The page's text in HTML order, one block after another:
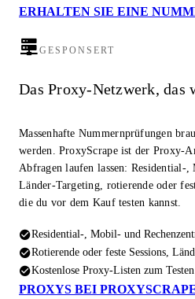
ERHALTEN SIE EINE
GESPONSERT
Das Proxy-Netzwerk, das
Massenhafte Nummernprüfungen
werden. ProxyScrape ist der Proxy-
Abfragen laufen lassen: Residential-
Länder-Targeting, rotierende oder
die du vor dem Kauf testen kannst.
Residential-, Mobil- und
Rotierende oder feste Sessions,
Kostenlose Proxy-Listen zum
PROXYS BEI